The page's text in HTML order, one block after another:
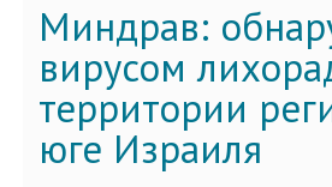
Миндрав:
вирусом
территории
юге Израиля